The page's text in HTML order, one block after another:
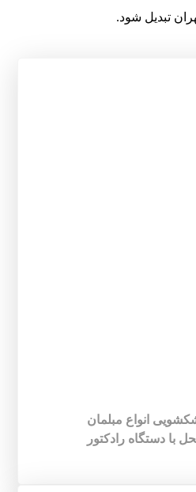
تبدیل شود.
انواع مبلمان
با دستگاه رادکتور